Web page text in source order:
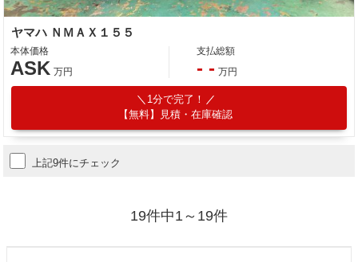
ヤマハ ＮＭＡＸ１５５
本体価格
ASK 万円
支払総額
- - 万円
1分で完了！
【無料】見積・在庫確認
上記9件にチェック
19件中1～19件